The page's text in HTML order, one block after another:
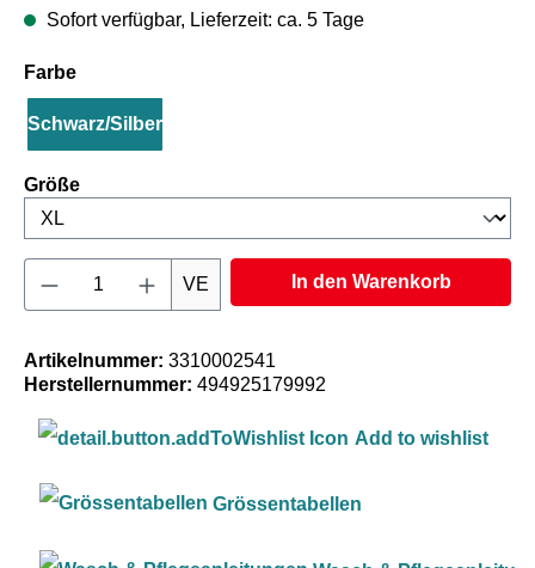
Sofort verfügbar, Lieferzeit: ca. 5 Tage
Farbeauswählen
Schwarz/Silber
Größeauswählen
Produkt Anzahl: Gib den gewünschten
VE In den Warenkorb
Artikelnummer: 3310002541
Herstellernummer: 494925179992
Add to wishlist
Grössentabellen